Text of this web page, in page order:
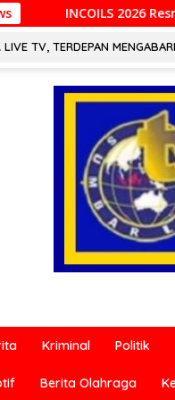
Digelar di Padang,
LIVE TV, TERDEPAN
Kriminal Politik
Berita Olahraga